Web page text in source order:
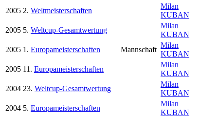
2005 2. Weltmeisterschaften
Milan
KUBAN
2005 5. Weltcup-Gesamtwertung
Milan
KUBAN
2005 1. Europameisterschaften Mannschaft
Milan
KUBAN
2005 11. Europameisterschaften
Milan
KUBAN
2004 23. Weltcup-Gesamtwertung
Milan
KUBAN
2004 5. Europameisterschaften
Milan
KUBAN